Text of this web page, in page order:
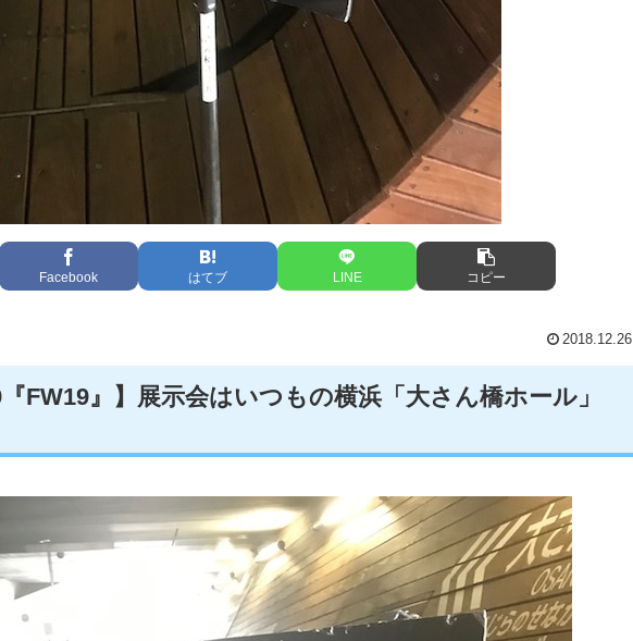
Facebook はてブ LINE コピー
2018.12.26
FW19』】展示会はいつもの横浜「大さん橋ホール」